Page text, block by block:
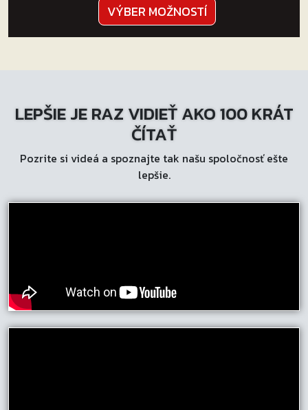
VÝBER MOŽNOSTÍ
produkt
má
si
môžete
na
LEPŠIE JE RAZ VIDIEŤ AKO 100 KRÁT
ČÍTAŤ
Pozrite si videá a spoznajte tak našu spoločnosť ešte
lepšie.